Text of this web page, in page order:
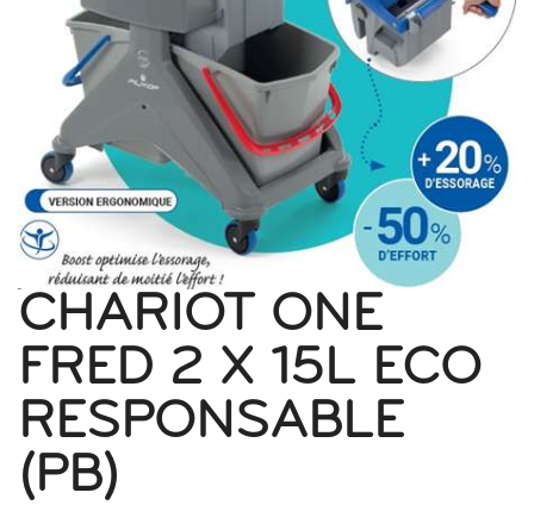
CHARIOT ONE
FRED 2 X 15L ECO
RESPONSABLE
(PB)